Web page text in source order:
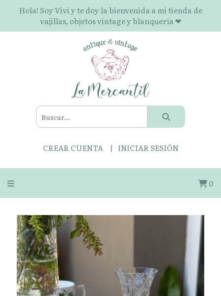
Hola! Soy Vivi y te doy la bienvenida a mi tienda de
vajillas, objetos vintage y blanquería ❤
CREAR CUENTA INICIAR SESIÓN
0